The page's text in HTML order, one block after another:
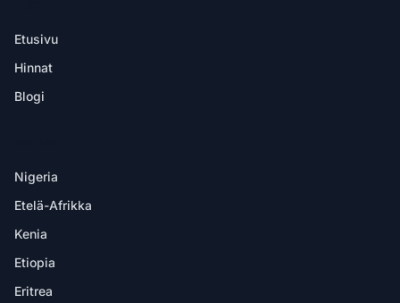
Etusivu
Hinnat
Blogi
Nigeria
Etelä-Afrikka
Kenia
Etiopia
Eritrea